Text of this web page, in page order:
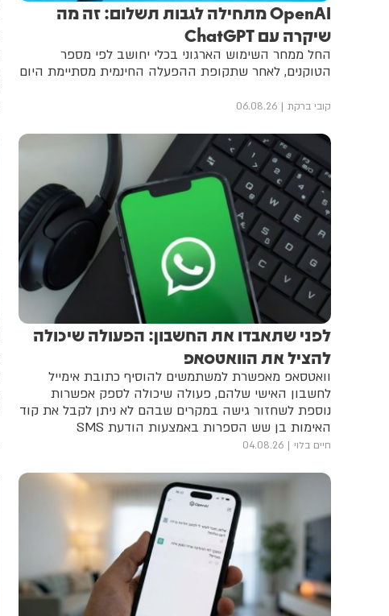
OpenAI מתחילה לגבות תשלום: זה מה
שיקרה עם ChatGPT
החל ממחר השימוש הארגוני בכלי יחושב לפי מספר
הטוקנים, לאחר שתקופת ההפעלה החינמית מסתיימת היום
קובי ברקת 06.08.26
לפני שתאבדו את החשבון: הפעולה שיכולה
להציל את הוואטסאפ
וואטסאפ מאפשרת למשתמשים להוסיף כתובת אימייל
לחשבון האישי שלהם, פעולה שיכולה לספק אפשרות
נוספת לשחזור גישה במקרים שבהם לא ניתן לקבל את קוד
האימות בן שש הספרות באמצעות הודעת SMS
חיים בלוי 04.08.26